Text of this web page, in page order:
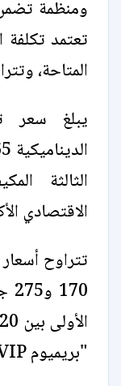
ومنظمة
تعتمد تكلفة
المتاحة،
يبلغ سعر
الاقتصادي
تتراوح
"بريميوم VIP" بسعر 300 جنيه للرحلة.